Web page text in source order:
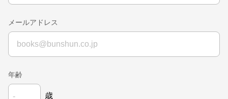
メールアドレス
年齢
歳